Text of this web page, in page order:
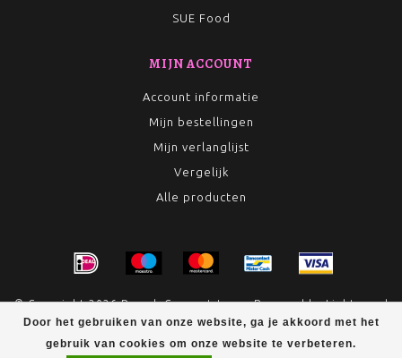
Door het gebruiken van onze website, ga je akkoord met het
gebruik van cookies om onze website te verbeteren.
SUE Food
MIJN ACCOUNT
Account informatie
Mijn bestellingen
Mijn verlanglijst
Vergelijk
Alle producten
© Copyright 2026 Rumah Conceptstore - Powered byLightspeed
- Theme by Dyvelopment